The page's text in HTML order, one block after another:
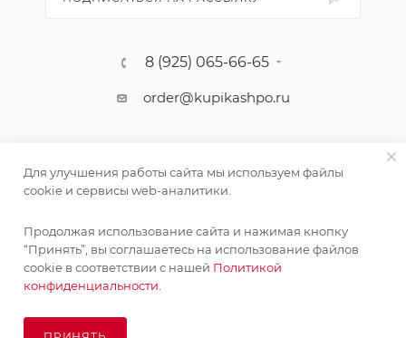
8 (925) 065-66-65
order@kupikashpo.ru
©КупиКашпо 2017-2026
Для улучшения работы сайта мы используем файлы
cookie и сервисы web-аналитики.
Продолжая использование сайта и нажимая кнопку
“Принять”, вы соглашаетесь на использование файлов
cookie в соответствии с нашей Политикой
конфиденциальности.